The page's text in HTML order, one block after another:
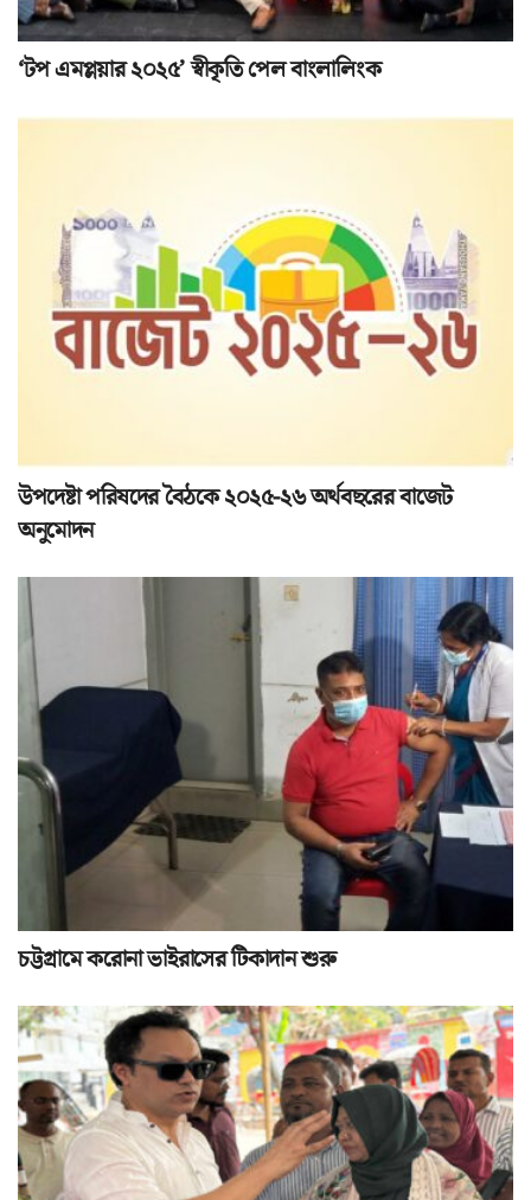
‘টপ এমপ্লয়ার ২০২৫’ স্বীকৃতি পেল বাংলালিংক
উপদেষ্টা পরিষদের বৈঠকে ২০২৫-২৬ অর্থবছরের বাজেট
অনুমোদন
চট্টগ্রামে করোনা ভাইরাসের টিকাদান শুরু